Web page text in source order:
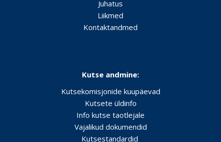
Juhatus
Liikmed
Kontaktandmed
Kutse andmine:
Kutsekomisjonide kuupäevad
Kutsete üldinfo
Info kutse taotlejale
Vajalikud dokumendid
Kutsestandardid